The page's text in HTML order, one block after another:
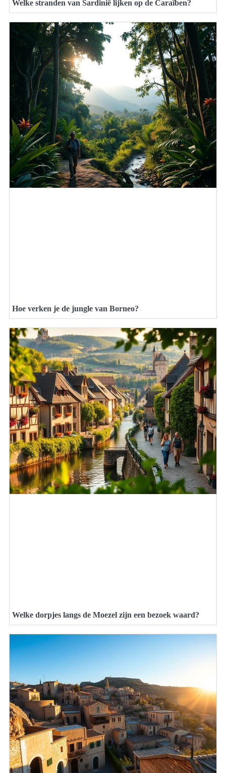
Welke stranden van Sardinië lijken op de Caraïben?
Hoe verken je de jungle van Borneo?
Welke dorpjes langs de Moezel zijn een bezoek waard?